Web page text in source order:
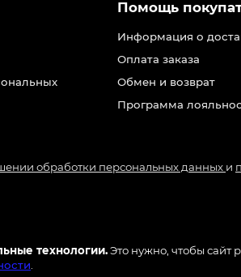
технологии.Это нужно, чтобы сайт
Помощь
Информация о
Оплата заказа
Обмен и возврат
Программа
обработки персональных данных и